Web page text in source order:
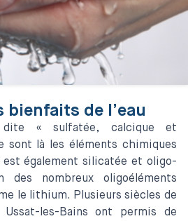
bienfaits de l’eau
dite « sulfatée, calcique et
sont là les éléments chimiques
est également silicatée et oligo-
des nombreux oligoéléments
le lithium. Plusieurs siècles de
les-Bains ont permis de